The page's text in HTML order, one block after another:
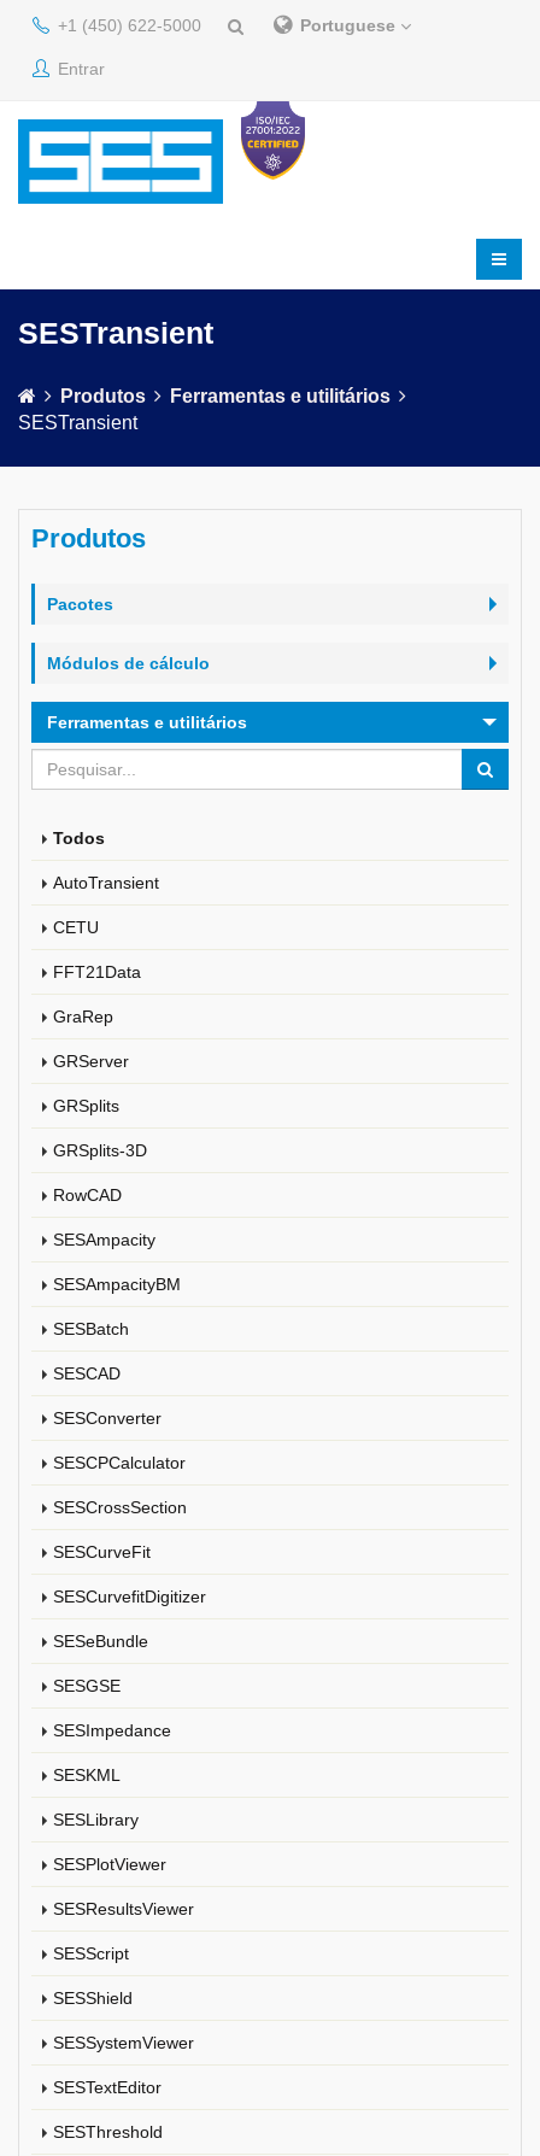
+1 (450) 622-5000 Portuguese
Entrar
SESTransient
Produtos
Ferramentas e utilitários
SESTransient
Produtos
Pacotes
Módulos de cálculo
Ferramentas e utilitários
Todos
AutoTransient
CETU
FFT21Data
GraRep
GRServer
GRSplits
GRSplits-3D
RowCAD
SESAmpacity
SESAmpacityBM
SESBatch
SESCAD
SESConverter
SESCPCalculator
SESCrossSection
SESCurveFit
SESCurvefitDigitizer
SESeBundle
SESGSE
SESImpedance
SESKML
SESLibrary
SESPlotViewer
SESResultsViewer
SESScript
SESShield
SESSystemViewer
SESTextEditor
SESThreshold